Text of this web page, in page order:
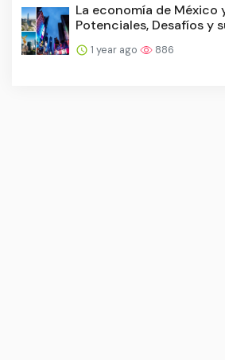
La economía de México
Potenciales, Desafíos y
1 year ago 886